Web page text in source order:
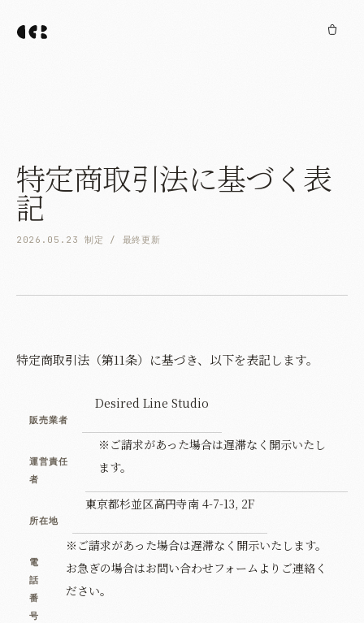
特定商取引法に基づく表
記
2026.05.23 制定 / 最終更新
特定商取引法（第11条）に基づき、以下を表記します。
販売業者
Desired Line Studio
運営責任
者
※ご請求があった場合は遅滞なく開示いたし
ます。
所在地
東京都杉並区高円寺南 4-7-13, 2F
電
話
番
号
※ご請求があった場合は遅滞なく開示いたします。
お急ぎの場合はお問い合わせフォームよりご連絡く
ださい。